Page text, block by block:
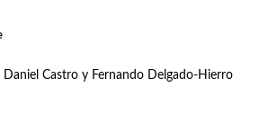
Daniel Castro y Fernando Delgado-Hierro